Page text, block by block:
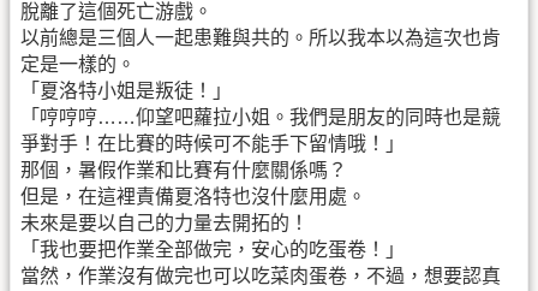
脫離了這個死亡游戲。
以前總是三個人一起患難與共的。所以我本以為這次也肯
定是一樣的。
「夏洛特小姐是叛徒！」
「哼哼哼……仰望吧蘿拉小姐。我們是朋友的同時也是競
爭對手！在比賽的時候可不能手下留情哦！」
那個，暑假作業和比賽有什麼關係嗎？
但是，在這裡責備夏洛特也沒什麼用處。
未來是要以自己的力量去開拓的！
「我也要把作業全部做完，安心的吃蛋卷！」
當然，作業沒有做完也可以吃菜肉蛋卷，不過，想要認真